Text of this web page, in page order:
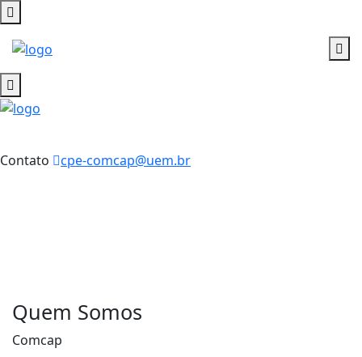
Contato cpe-comcap@uem.br
Quem Somos
Comcap